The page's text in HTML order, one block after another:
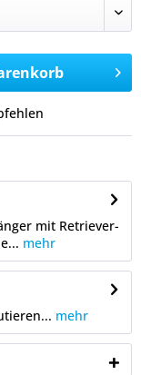
mit Retriever-
mehr
mehr